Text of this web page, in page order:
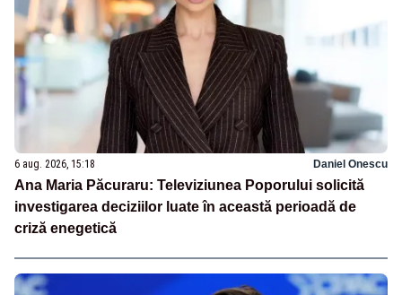
6 aug. 2026, 15:18 Daniel Onescu
Ana Maria Păcuraru: Televiziunea Poporului solicită
investigarea deciziilor luate în această perioadă de
criză enegetică